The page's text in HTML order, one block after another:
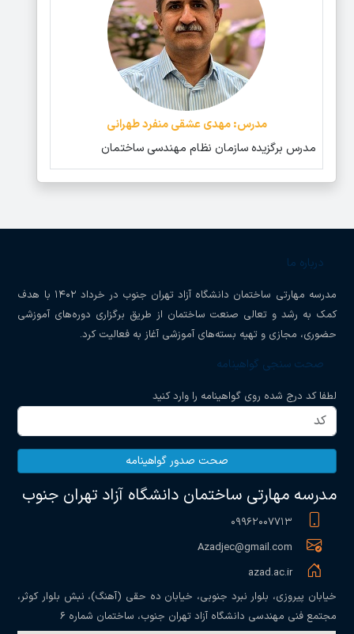
مدرس: مهدی عشقی منفرد طهرانی
مدرس برگزیده سازمان نظام مهندسی ساختمان
درباره ما
مدرسه مهارتی ساختمان دانشگاه آزاد تهران جنوب در خرداد ۱۴۰۲ با هدف
کمک به رشد و تعالی صنعت ساختمان از طریق برگزاری دوره‌های آموزشی
حضوری، مجازی و تهیه بسته‌های آموزشی آغاز به فعالیت کرد.
صحت سنجی گواهینامه
لطفا کد درج شده روی گواهینامه را وارد کنید
صحت صدور گواهینامه
مدرسه مهارتی ساختمان دانشگاه آزاد تهران جنوب
۰۹۹۶۲۰۰۷۷۱۳
Azadjec@gmail.com
azad.ac.ir
خیابان پیروزی، بلوار نبرد جنوبی، خیابان ده حقی (آهنگ)، نبش بلوار کوثر،
مجتمع فنی مهندسی دانشگاه آزاد تهران جنوب، ساختمان شماره ۶